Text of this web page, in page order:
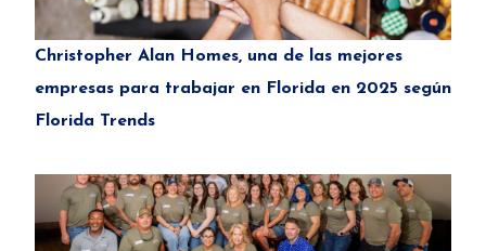
Christopher Alan Homes, una de las mejores
empresas para trabajar en Florida en 2025 según
Florida Trends